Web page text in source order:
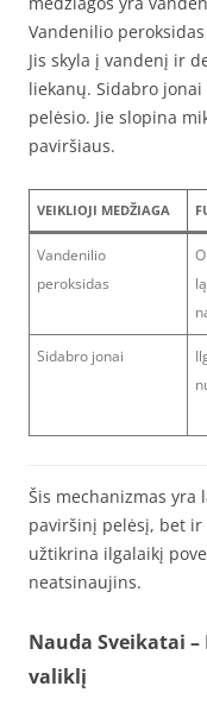
Vandenilio
Jis skyla į vandenį ir
liekanų. Sidabro
pelėsio. Jie slopina
paviršiaus.
VEIKLIOJI MEDŽIAGA
Vandenilio
peroksidas
Sidabro jonai
Šis mechanizmas yra
paviršinį pelėsį, bet ir
užtikrina ilgalaikį
neatsinaujins.
Nauda Sveikatai
valiklį